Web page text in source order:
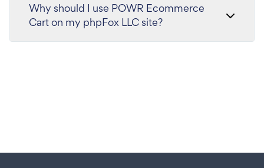
Why should I use POWR Ecommerce
Cart on my phpFox LLC site?